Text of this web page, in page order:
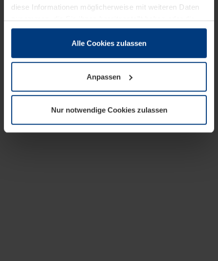
diese Informationen möglicherweise mit weiteren Daten
zusammen, die Sie ihnen bereitgestellt haben oder die
sie im Rahmen Ihrer Nutzung der Dienste gesammelt
wenn diese für den Betrieb dieser Seite unbedingt
notwendig sind. Für alle anderen Cookie-Typen benötigen
wir Ihre Erlaubnis. Ihre Einwilligung können Sie jederzeit
Datenschutzerklärungunserer Website ändern oder
widerrufen.
Alle Cookies zulassen
Anpassen
Nur notwendige Cookies zulassen